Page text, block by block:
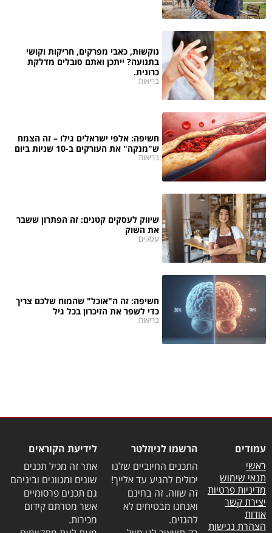
נוקשות, כאבי מפרקים, חריקות וקושי
בתנועה? ייתכן ואתם סובלים מדלקת
כרונית.
בריאות
חשיפה: אלפי ישראלים גילו – זה הצמח
ש"מנקה" את העורקים ב-10 שניות ביום
בריאות
שיווק לעסקים קטנים: זה הפתרון ששבר
את השוק
עסקים
חשיפה: זה ה"אוכל" שהמוח שלכם צריך
כדי לשפר את הזיכרון בכל גיל
בריאות
עמודים
ראשי
תנאי שימוש
מדיניות פרטיות
יצירת קשר
אודות
הצהרת נגישות
הרשמו לניוזלטר
התכנים החיוביים שלנו
יכולים להגיע עד אלייך!
זה שווה. זה בחינם
ואנחנו מבטיחים לא
להגזים.
לידיעת הקוראים
אתר זה מכיל תכנים
שונים ומגוונים וביניהם
גם תכנים פרסומיים
אשר מטרתם קידום
מכירות.